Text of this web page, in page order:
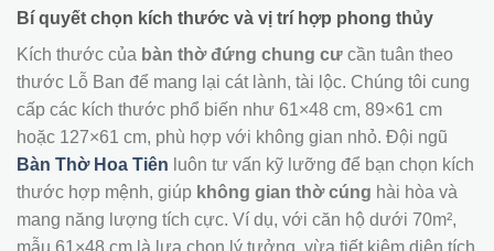
Bí quyết chọn kích thước và vị trí hợp phong thủy
Kích thước của bàn thờ đứng chung cư cần tuân theo
thước Lỗ Ban để mang lại cát lành, tài lộc. Chúng tôi cung
cấp các kích thước phổ biến như 61×48 cm, 89×61 cm
hoặc 127×61 cm, phù hợp với không gian nhỏ. Đội ngũ
Bàn Thờ Hoa Tiên luôn tư vấn kỹ lưỡng để bạn chọn kích
thước hợp mệnh, giúp không gian thờ cúng hài hòa và
mang năng lượng tích cực. Ví dụ, với căn hộ dưới 70m²,
mẫu 61×48 cm là lựa chọn lý tưởng, vừa tiết kiệm diện tích